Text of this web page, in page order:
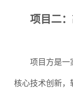
项目二：
项目方是一家
核心技术创新，